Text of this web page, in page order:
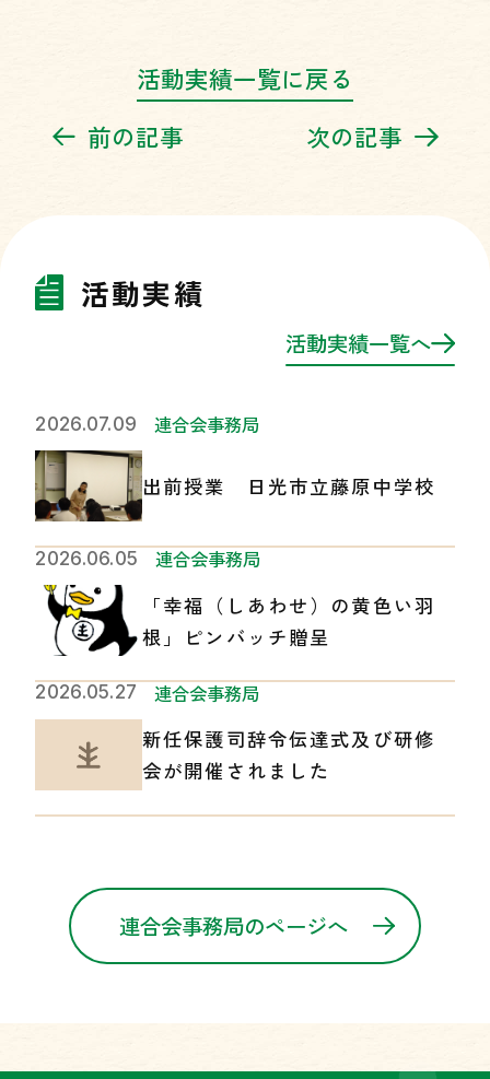
前の記事
活動実績一覧に戻る
次の記事
活動実績
活動実績一覧へ
2026.07.09 連合会事務局
出前授業 日光市立藤原中学校
2026.06.05 連合会事務局
「幸福（しあわせ）の黄色い羽
根」ピンバッチ贈呈
2026.05.27 連合会事務局
新任保護司辞令伝達式及び研修
会が開催されました
連合会事務局のページへ